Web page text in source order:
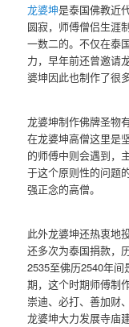
龙婆坤是泰国佛教近
圆寂，师傅僧侣生涯
一数二的。不仅在泰
力，早年前还曾邀请
婆坤因此也制作了很
龙婆坤制作佛牌圣物
在龙婆坤高僧这里是
的师傅中则会遇到，
于这个原则性的问题
强正念的高僧。
此外龙婆坤还热衷地
还多次为泰国捐款，
2535至佛历2540年
期，这个时期师傅制
崇迪、必打、善加财
龙婆坤大力发展寺庙